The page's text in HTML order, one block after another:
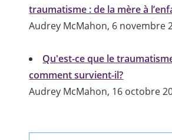
traumatisme : de la mère à
Audrey McMahon, 6 novembre
Qu'est-ce que le
comment survient-il?
Audrey McMahon, 16 octobre